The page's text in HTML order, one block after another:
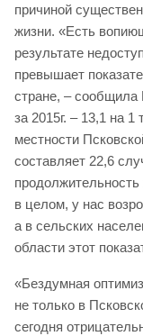
причиной
жизни. «Есть
результате
превышает
стране, – сообщила
за 2015г. – 13,1 на
местности
составляет 22,6
в целом, у нас
а в сельских
области этот
«Бездумная
не только в
сегодня